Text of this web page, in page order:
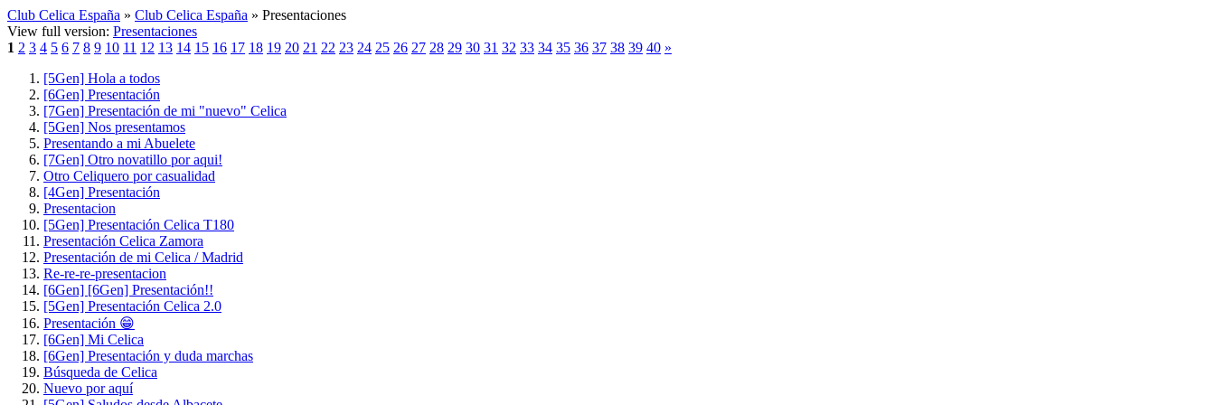
Club Celica España » Club Celica España » Presentaciones
View full version: Presentaciones
1 2 3 4 5 6 7 8 9 10 11 12 13 14 15 16 17 18 19 20 21 22 23 24 25 26 27 28 29 30 31 32 33 34 35 36 37 38 39 40 »
[5Gen] Hola a todos
[6Gen] Presentación
[7Gen] Presentación de mi "nuevo" Celica
[5Gen] Nos presentamos
Presentando a mi Abuelete
[7Gen] Otro novatillo por aqui!
Otro Celiquero por casualidad
[4Gen] Presentación
Presentacion
[5Gen] Presentación Celica T180
Presentación Celica Zamora
Presentación de mi Celica / Madrid
Re-re-re-presentacion
[6Gen] [6Gen] Presentación!!
[5Gen] Presentación Celica 2.0
Presentación 😁
[6Gen] Mi Celica
[6Gen] Presentación y duda marchas
Búsqueda de Celica
Nuevo por aquí